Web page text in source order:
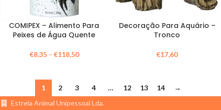
COMIPEX – Alimento Para
Peixes de Água Quente
€8,35– €118,50
Decoração Para Aquário –
Tronco
€17,60
1 2 3 4 … 12 13 14
→
Estrela Animal Unipessoal Lda.